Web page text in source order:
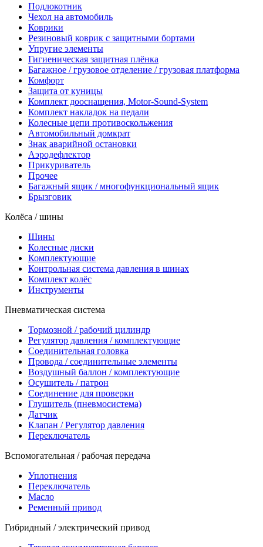
Подлокотник
Чехол на автомобиль
Коврики
Резиновый коврик с защитными бортами
Упругие элементы
Гигиеническая защитная плёнка
Багажное / грузовое отделение / грузовая платформа
Комфорт
Защита от куницы
Комплект дооснащения, Motor-Sound-System
Комплект накладок на педали
Колесные цепи противоскольжения
Автомобильный домкрат
Знак аварийной остановки
Аэродефлектор
Прикуриватель
Прочее
Багажный ящик / многофункциональный ящик
Брызговик
Колёса / шины
Шины
Колесные диски
Комплектующие
Контрольная система давления в шинах
Комплект колёс
Инструменты
Пневматическая система
Тормозной / рабочий цилиндр
Регулятор давления / комплектующие
Соединительная головка
Провода / соединительные элементы
Воздушный баллон / комплектующие
Осушитель / патрон
Соединение для проверки
Глушитель (пневмосистема)
Датчик
Клапан / Регулятор давления
Переключатель
Вспомогательная / рабочая передача
Уплотнения
Переключатель
Масло
Ременный привод
Гибридный / электрический привод